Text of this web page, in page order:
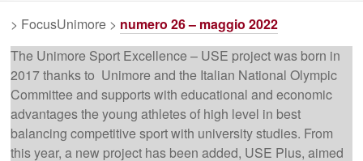
> FocusUnimore > numero 26 – maggio 2022
The Unimore Sport Excellence – USE project was born in
2017 thanks to Unimore and the Italian National Olympic
Committee and supports with educational and economic
advantages the young athletes of high level in best
balancing competitive sport with university studies. From
this year, a new project has been added, USE Plus, aimed